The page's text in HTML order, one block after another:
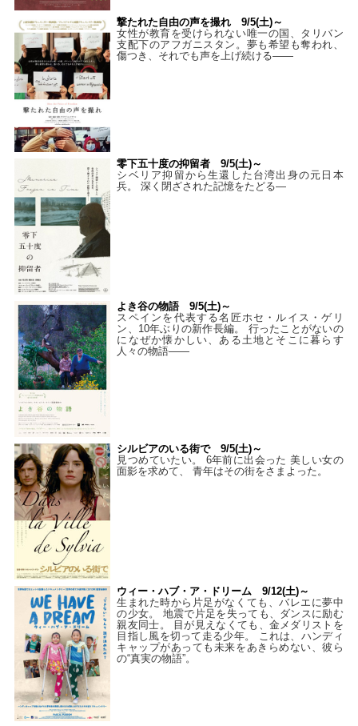
撃たれた自由の声を撮れ 9/5(土)～
女性が教育を受けられない唯一の国、タリバン
支配下のアフガニスタン。夢も希望も奪われ、
傷つき、それでも声を上げ続ける——
零下五十度の抑留者 9/5(土)～
シベリア抑留から生還した台湾出身の元日本
兵。 深く閉ざされた記憶をたどる—
よき谷の物語 9/5(土)～
スペインを代表する名匠ホセ・ルイス・ゲリ
ン、10年ぶりの新作長編。 行ったことがないの
になぜか懐かしい、ある土地とそこに暮らす
人々の物語――
シルビアのいる街で 9/5(土)～
見つめていたい。 6年前に出会った 美しい女の
面影を求めて、 青年はその街をさまよった。
ウィー・ハブ・ア・ドリーム 9/12(土)～
生まれた時から片足がなくても、バレエに夢中
の少女。 地震で片足を失っても、ダンスに励む
親友同士。 目が見えなくても、金メダリストを
目指し風を切って走る少年。 これは、ハンディ
キャップがあっても未来をあきらめない、彼ら
の“真実の物語”。